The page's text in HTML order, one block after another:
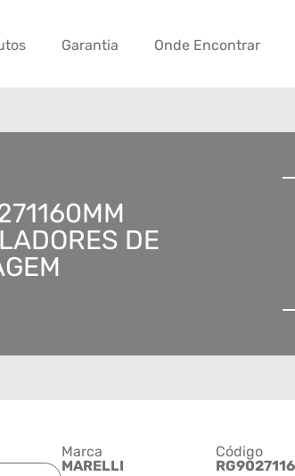
Garantia Onde Encontrar
DE
Marca
MARELLI
Código